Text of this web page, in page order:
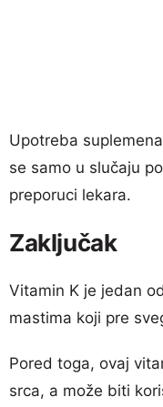
Upotreba
se samo u slučaju
preporuci lekara.
Zaključak
Vitamin K je jedan
mastima koji pre
Pored toga, ovaj
srca, a može biti